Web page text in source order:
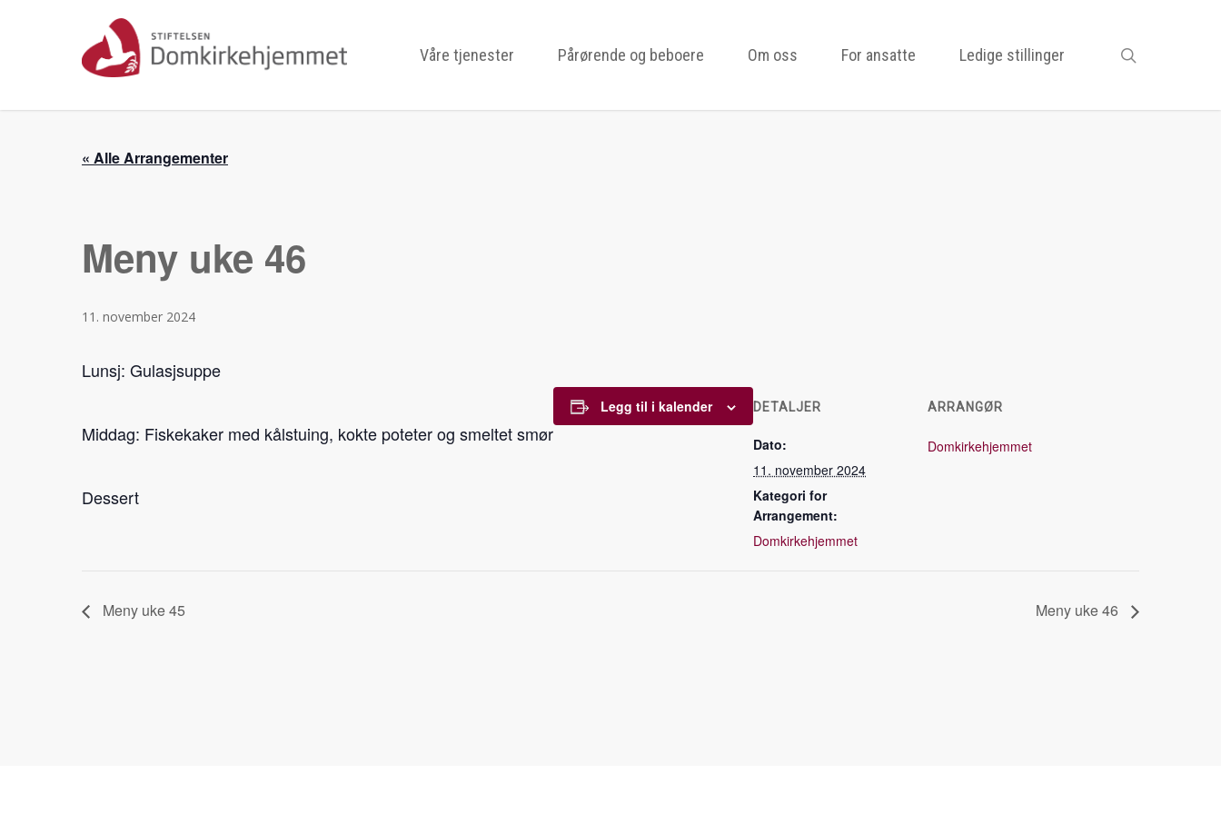
Våre tjenester Pårørende og beboere Om oss For ansatte Ledige stillinger
« Alle Arrangementer
Meny uke 46
11. november 2024
Lunsj: Gulasjsuppe
Middag: Fiskekaker med kålstuing, kokte poteter og smeltet smør
Dessert
Legg til i kalender DETALJER
Dato:
11. november 2024
Kategori for
Arrangement:
Domkirkehjemmet
ARRANGØR
Domkirkehjemmet
Meny uke 45 Meny uke 46